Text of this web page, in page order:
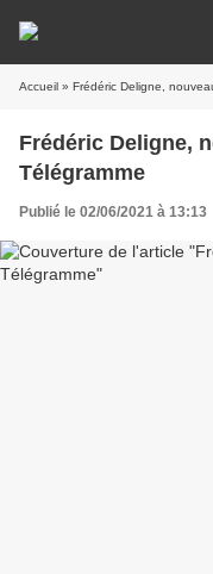
Accueil » Frédéric Deligne,
Frédéric Deligne,
Télégramme
Publié le 02/06/2021 à 13:13